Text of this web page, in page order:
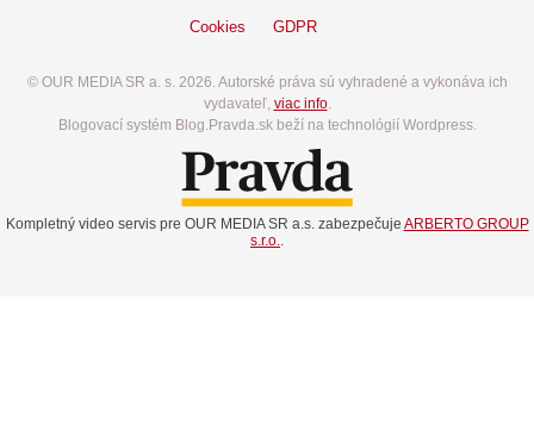
Cookies GDPR
© OUR MEDIA SR a. s. 2026. Autorské práva sú vyhradené a vykonáva ich
vydavateľ, viac info.
Blogovací systém Blog.Pravda.sk beží na technológií Wordpress.
Kompletný video servis pre OUR MEDIA SR a.s. zabezpečuje ARBERTO GROUP
s.r.o..